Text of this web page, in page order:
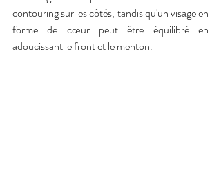
contouring sur les côtés, tandis qu'un visage en
forme de cœur peut être équilibré en
adoucissant le front et le menton.